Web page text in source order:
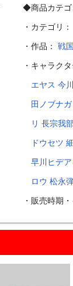
◆商品カテゴ
・カテゴリ
・作品： 戦
・キャラク
エヤス 今
田ノブナガ
リ 長宗我
ドウセツ
早川ヒデ
ロウ 松永
・販売時期